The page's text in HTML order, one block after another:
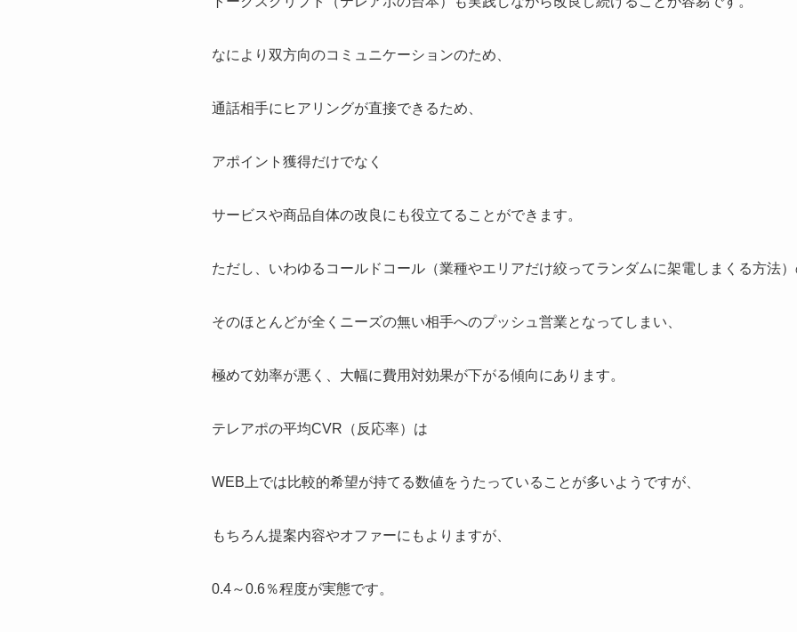
なにより双方向のコミュニケーションのため、
通話相手にヒアリングが直接できるため、
アポイント獲得だけでなく
サービスや商品自体の改良にも役立てることができます。
ただし、いわゆるコールドコール（業種やエリアだけ絞ってランダムに架電しまくる方法
そのほとんどが全くニーズの無い相手へのプッシュ営業となってしまい、
極めて効率が悪く、大幅に費用対効果が下がる傾向にあります。
テレアポの平均CVR（反応率）は
WEB上では比較的希望が持てる数値をうたっていることが多いようですが、
もちろん提案内容やオファーにもよりますが、
0.4～0.6％程度が実態です。